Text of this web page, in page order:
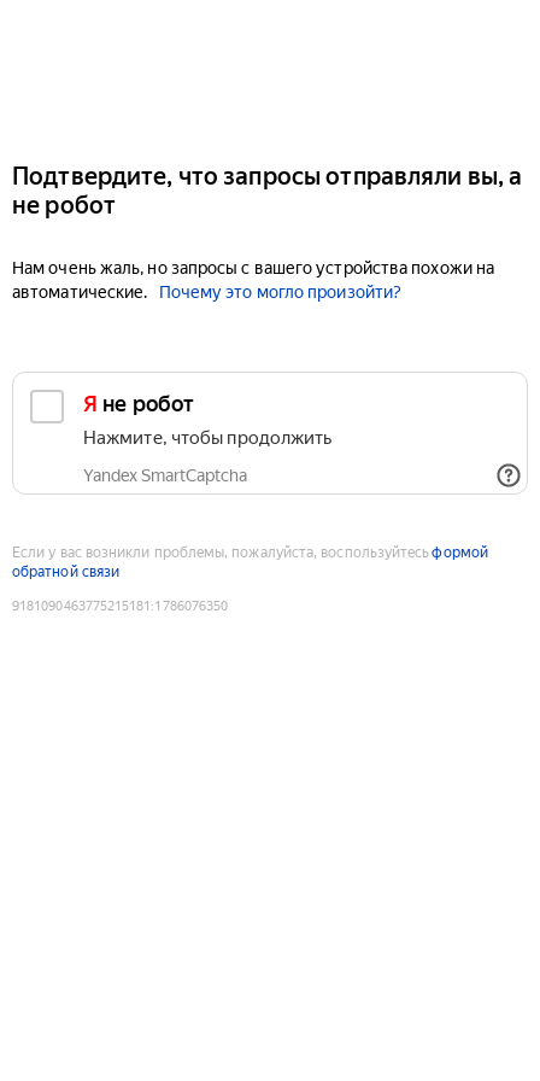
Подтвердите, что запросы отправляли вы, а
не робот
Нам очень жаль, но запросы с вашего устройства похожи на
автоматические.
Почему это могло произойти?
Я не робот
Нажмите, чтобы продолжить
Yandex SmartCaptcha
Если у вас возникли проблемы, пожалуйста, воспользуйтесьформой
обратной связи
9181090463775215181 :1786076350